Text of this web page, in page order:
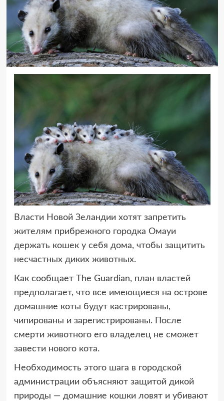
Власти Новой Зеландии хотят запретить
жителям прибрежного городка Омауи
держать кошек у себя дома, чтобы защитить
несчастных диких животных.
Как сообщает The Guardian, план властей
предполагает, что все имеющиеся на острове
домашние коты будут кастрированы,
чипированы и зарегистрированы. После
смерти животного его владелец не сможет
завести нового кота.
Необходимость этого шага в городской
администрации объясняют защитой дикой
природы — домашние кошки ловят и убивают